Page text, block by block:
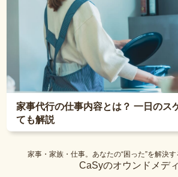
家事代行の仕事内容とは？ 一日のス
ても解説
家事・家族・仕事。あなたの“困った”を解決
CaSyのオウンドメデ